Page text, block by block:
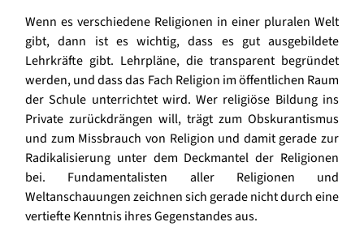
Wenn es verschiedene Religionen in einer pluralen Welt
gibt, dann ist es wichtig, dass es gut ausgebildete
Lehrkräfte gibt. Lehrpläne, die transparent begründet
werden, und dass das Fach Religion im öffentlichen Raum
der Schule unterrichtet wird. Wer religiöse Bildung ins
Private zurückdrängen will, trägt zum Obskurantismus
und zum Missbrauch von Religion und damit gerade zur
Radikalisierung unter dem Deckmantel der Religionen
bei. Fundamentalisten aller Religionen und
Weltanschauungen zeichnen sich gerade nicht durch eine
vertiefte Kenntnis ihres Gegenstandes aus.